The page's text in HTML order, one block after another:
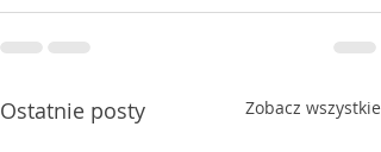
Ostatnie posty Zobacz wszystkie